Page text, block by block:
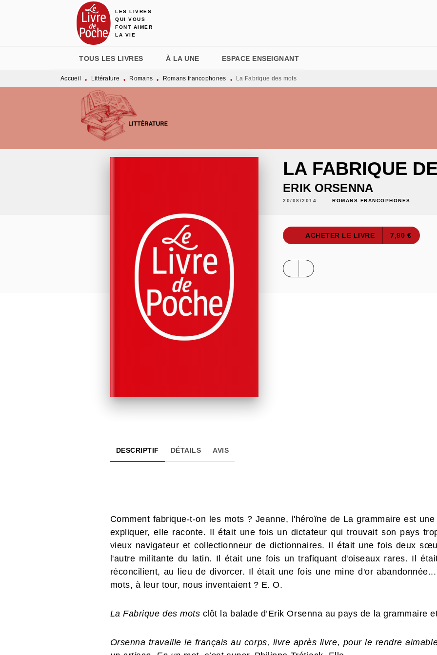
MENU RECHERCHE
LES LIVRES
QUI VOUS
FONT AIMER
LA VIE
TOUS LES LIVRES À LA UNE ESPACE ENSEIGNANT
Accueil • Littérature • Romans • Romans francophones • La Fabrique des mots
LA FABRIQUE
ERIK ORSENNA
20/08/2014 ROMANS FRANCOPHONES
ACHETER LE LIVRE 7,90 €
DESCRIPTIF DÉTAILS AVIS
Comment fabrique-t-on les mots ? Jeanne, l'héroïne de La grammaire est
expliquer, elle raconte. Il était une fois un dictateur qui trouvait son pays
vieux navigateur et collectionneur de dictionnaires. Il était une fois deux
l'autre militante du latin. Il était une fois un trafiquant d'oiseaux rares. Il
réconcilient, au lieu de divorcer. Il était une fois une mine d'or
mots, à leur tour, nous inventaient ? E. O.
La Fabrique des mots clôt la balade d’Erik Orsenna au pays de la grammaire
Orsenna travaille le français au corps, livre après livre, pour le rendre